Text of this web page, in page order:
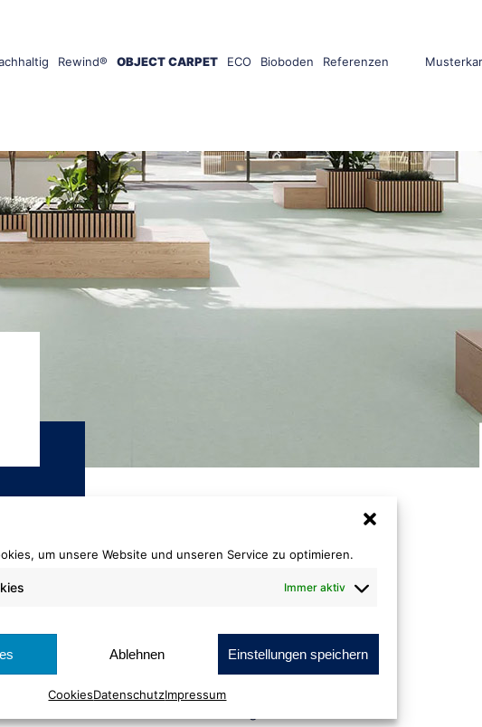
um unsere Website und unseren Service zu optimieren.
Immer aktiv
Ablehnen Einstellungen speichern
CookiesDatenschutzImpressum
Rewind® OBJECT CARPET ECO Bioboden Referenzen
810 silber